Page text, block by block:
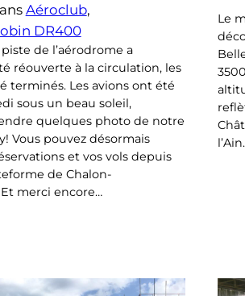
Aéroclub
DR400
de l’aérodrome a
réouverte à la circulation, les
terminés. Les avions ont été
sous un beau soleil,
quelques photo de notre
Vous pouvez désormais
et vos vols depuis
de Chalon-
merci encore…
Le